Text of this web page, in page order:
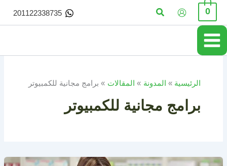
تخطي
المحتوى
0 البحث 201122338735
الرئيسية المدونة المقالات برامج مجانية للكمبيوتر
برامج مجانية للكمبيوتر